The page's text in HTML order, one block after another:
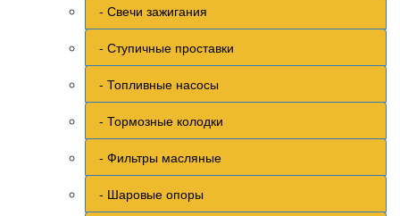
- Свечи зажигания
- Ступичные проставки
- Топливные насосы
- Тормозные колодки
- Фильтры масляные
- Шаровые опоры